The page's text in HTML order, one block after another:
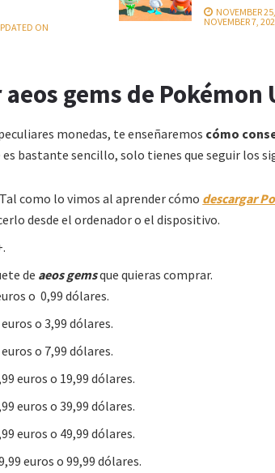
ON
NOVEMBER
NOVEMBER 7,
gems de Pokémon
monedas, te enseñaremos cómo
es bastante sencillo, solo tienes que seguir los
como lo vimos al aprender cómo descargar
desde el ordenador o el dispositivo.
de aeos gemsque quieras comprar.
o 0,99 dólares.
o 3,99 dólares.
o 7,99 dólares.
euros o 19,99 dólares.
euros o 39,99 dólares.
euros o 49,99 dólares.
euros o 99,99 dólares.